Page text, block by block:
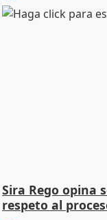
Sira Rego opina
respeto al